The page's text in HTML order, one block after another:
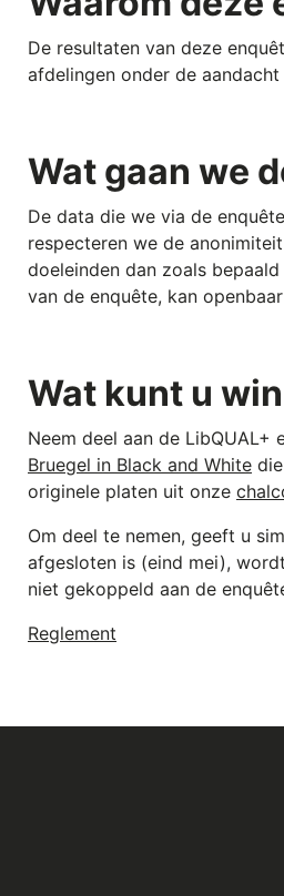
De resultaten van deze
afdelingen onder de
Wat gaan we
De data die we via de
respecteren we de
doeleinden dan zoals
van de enquête, kan
Wat kunt u
Neem deel aan de
Bruegel in Black and White
originele platen uit onze
Om deel te nemen, geeft u
afgesloten is (eind mei),
niet gekoppeld aan de
Reglement